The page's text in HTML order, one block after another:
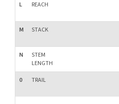
L
REACH
M
STACK
N
STEM
LENGTH
0
TRAIL